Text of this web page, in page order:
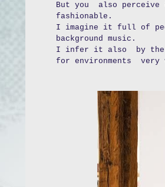
But you also
fashionable.
I imagine it full of
background music.
I infer it also by the
for environments very